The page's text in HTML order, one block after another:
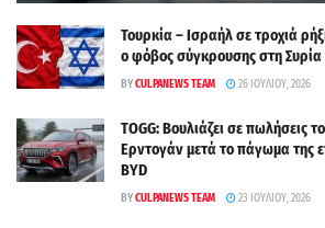
Τουρκία – Ισραήλ σε τροχιά
ο φόβος σύγκρουσης στη Συρία
BYCULPANEWS TEAM 26 ΙΟΥΛΊΟΥ, 2026
TOGG: Βουλιάζει σε πωλήσεις
Ερντογάν μετά το πάγωμα της
BYD
BYCULPANEWS TEAM 23 ΙΟΥΛΊΟΥ, 2026